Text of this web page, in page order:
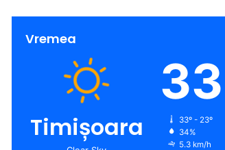
Vremea
Timișoara
33
33º - 23º
34%
5.3 km/h